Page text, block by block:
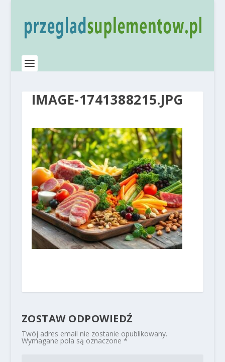
IMAGE-1741388215.JPG
ZOSTAW ODPOWIEDŹ
Twój adres email nie zostanie opublikowany.
Wymagane pola są oznaczone *